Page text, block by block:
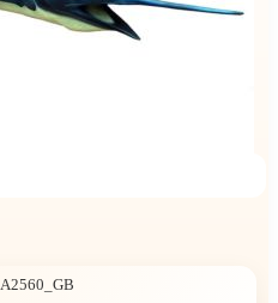
A2560_GB